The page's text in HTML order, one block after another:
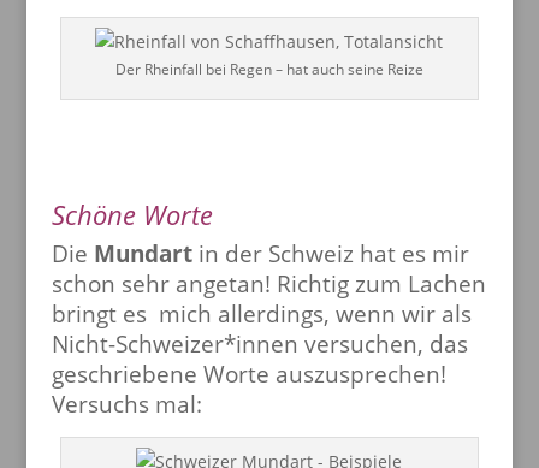
Der Rheinfall bei Regen – hat auch seine Reize
Schöne Worte
Die Mundartin der Schweiz hat es mir
schon sehr angetan! Richtig zum Lachen
bringt es mich allerdings, wenn wir als
Nicht-Schweizer*innen versuchen, das
geschriebene Worte auszusprechen!
Versuchs mal: